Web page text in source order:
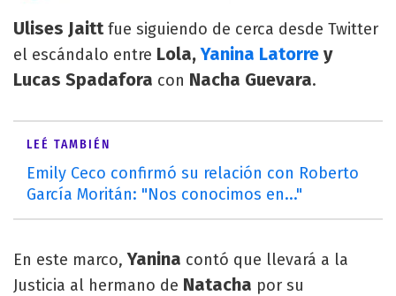
Ulises Jaitt fue siguiendo de cerca desde Twitter
el escándalo entre Lola,Yanina Latorre y
Lucas Spadafora con Nacha Guevara.
LEÉ TAMBIÉN
Emily Ceco confirmó su relación con Roberto
García Moritán: "Nos conocimos en..."
En este marco,Yanina contó que llevará a la
Justicia al hermano de Natacha por su